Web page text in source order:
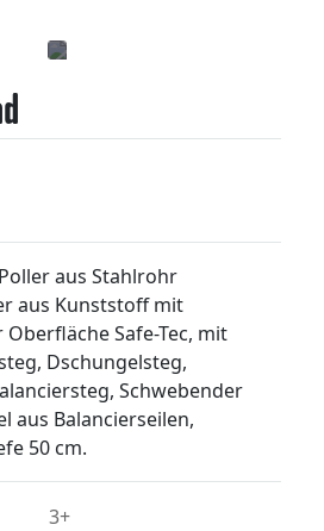
aus Stahlrohr
aus Kunststoff mit
Safe-Tec, mit
Dschungelsteg,
Schwebender
aus Balancierseilen,
50 cm.
3+